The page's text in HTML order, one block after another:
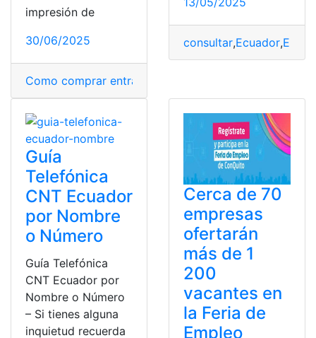
impresión de
30/06/2025
Como comprar entradas en Ticketshow
consultar,Ecuador,
Guía
Telefónica
CNT Ecuador
por Nombre
o Número
Guía Telefónica
CNT Ecuador por
Nombre o Número
– Si tienes alguna
inquietud recuerda
Cerca de 70
empresas
ofertarán
más de 1
200
vacantes en
la Feria de
Empleo